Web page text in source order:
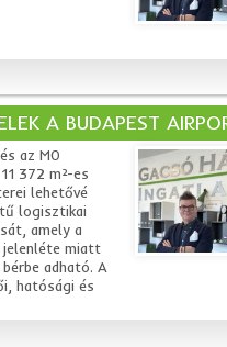
A BUDAPEST
az M0
372 m²-es
lehetővé
logisztikai
amely a
jelenléte miatt
adható. A
hatósági és